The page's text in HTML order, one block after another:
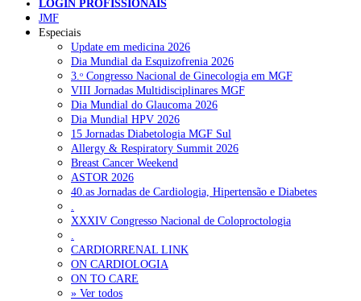
NOTÍCIAS RECENTES
Plataforma criada por estudantes apoia famílias após diagnóstico
de demência 5 de Agosto, 2026
ULS Alto Alentejo e IPO de Lisboa reforçam cooperação em
Oncologia, formação e investigação
Montenegro defende gestão pública ou privada para garantir
médicos de família 5 de Agosto, 2026
LOGIN PROFISSIONAIS
JMF
Especiais
Update em medicina 2026
Dia Mundial da Esquizofrenia 2026
3.ᵒ Congresso Nacional de Ginecologia em MGF
VIII Jornadas Multidisciplinares MGF
Dia Mundial do Glaucoma 2026
Dia Mundial HPV 2026
15 Jornadas Diabetologia MGF Sul
Allergy & Respiratory Summit 2026
Breast Cancer Weekend
ASTOR 2026
40.as Jornadas de Cardiologia, Hipertensão e Diabetes
.
XXXIV Congresso Nacional de Coloproctologia
.
CARDIORRENAL LINK
ON CARDIOLOGIA
ON TO CARE
» Ver todos